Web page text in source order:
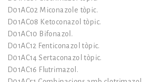
D01AC02 Miconazole tòpic.
D01AC08 Ketoconazol tòpic.
D01AC10 Bifonazol.
D01AC12 Fenticonazol tòpic.
D01AC14 Sertaconazol tòpic.
D01AC16 Flutrimazol.